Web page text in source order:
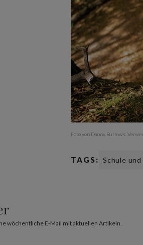
Foto von Danny Burrows.
TAGS: Schule
wöchentliche E-Mail mit aktuellen Artikeln.